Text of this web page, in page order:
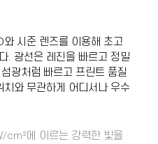
시준 렌즈를 이용해 초고
. 광선은 레진을 빠르고 정밀
광처럼 빠르고 프린트 품질
와 무관하게 어디서나 우수
cm²에 이르는 강력한 빛을